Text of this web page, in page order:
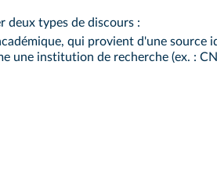
deux types de discours :
qui provient d'une source
une institution de recherche (ex. :